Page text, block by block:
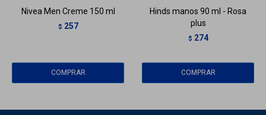
Nivea Men Creme 150 ml
$ 257
Hinds manos 90 ml - Rosa
plus
$ 274